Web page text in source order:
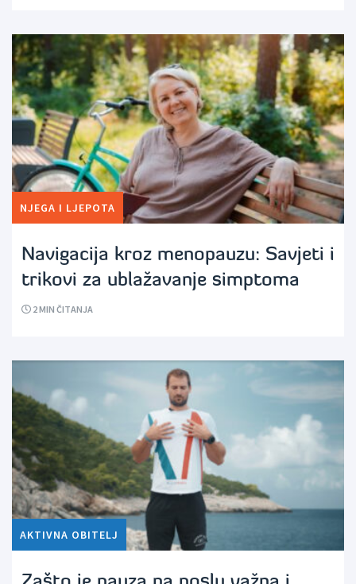
NJEGA I LJEPOTA
Navigacija kroz menopauzu: Savjeti i
trikovi za ublažavanje simptoma
2MIN ČITANJA
AKTIVNA OBITELJ